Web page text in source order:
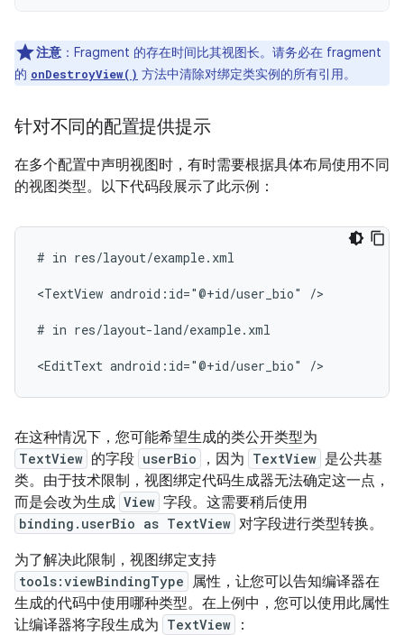
注意 ：Fragment 的存在时间比其视图长。请务必在 fragment
的 onDestroyView() 方法中清除对绑定类实例的所有引用。
针对不同的配置提供提示
在多个配置中声明视图时，有时需要根据具体布局使用不同
的视图类型。以下代码段展示了此示例：
# in res/layout/example.xml
<TextView android:id="@+id/user_bio" />
# in res/layout-land/example.xml
<EditText android:id="@+id/user_bio"
在这种情况下，您可能希望生成的类公开类型为
TextView 的字段 userBio ，因为 TextView 是公共基
类。由于技术限制，视图绑定代码生成器无法确定这一点，
而是会改为生成 View 字段。这需要稍后使用
binding.userBio as TextView 对字段进行类型转换。
为了解决此限制，视图绑定支持
tools:viewBindingType 属性，让您可以告知编译器在
生成的代码中使用哪种类型。在上例中，您可以使用此属性
让编译器将字段生成为 TextView ：